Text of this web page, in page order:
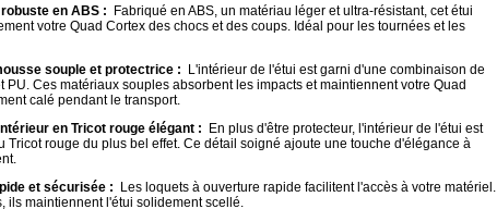
en ABS : Fabriqué en ABS, un matériau léger et ultra-résistant, cet étui
votre Quad Cortex des chocs et des coups. Idéal pour les tournées et les
souple et protectrice : L'intérieur de l'étui est garni d'une combinaison de
PU. Ces matériaux souples absorbent les impacts et maintiennent votre Quad
calé pendant le transport.
en Tricot rouge élégant : En plus d'être protecteur, l'intérieur de l'étui est
Tricot rouge du plus bel effet. Ce détail soigné ajoute une touche d'élégance à
et sécurisée : Les loquets à ouverture rapide facilitent l'accès à votre matériel.
ils maintiennent l'étui solidement scellé.